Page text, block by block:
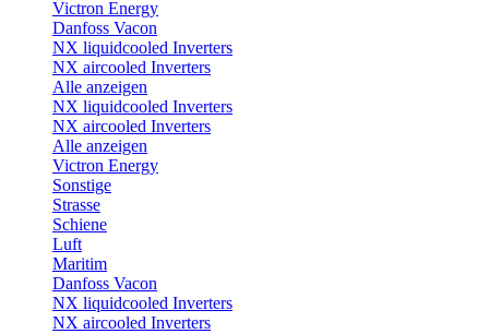
Victron Energy
Danfoss Vacon
NX liquidcooled Inverters
NX aircooled Inverters
Alle anzeigen
NX liquidcooled Inverters
NX aircooled Inverters
Alle anzeigen
Victron Energy
Sonstige
Strasse
Schiene
Luft
Maritim
Danfoss Vacon
NX liquidcooled Inverters
NX aircooled Inverters